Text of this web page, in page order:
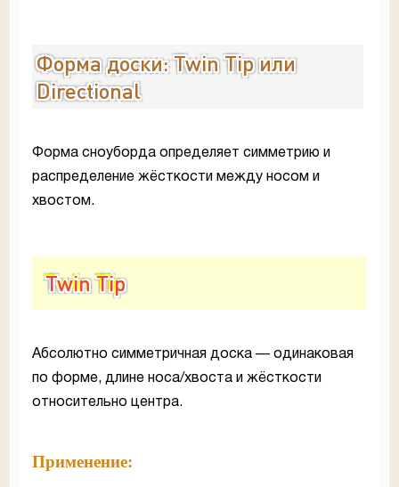
Форма доски: Twin Tip или
Directional
Форма сноуборда определяет симметрию и
распределение жёсткости между носом и
хвостом.
Twin Tip
Абсолютно симметричная доска — одинаковая
по форме, длине носа/хвоста и жёсткости
относительно центра.
Применение: